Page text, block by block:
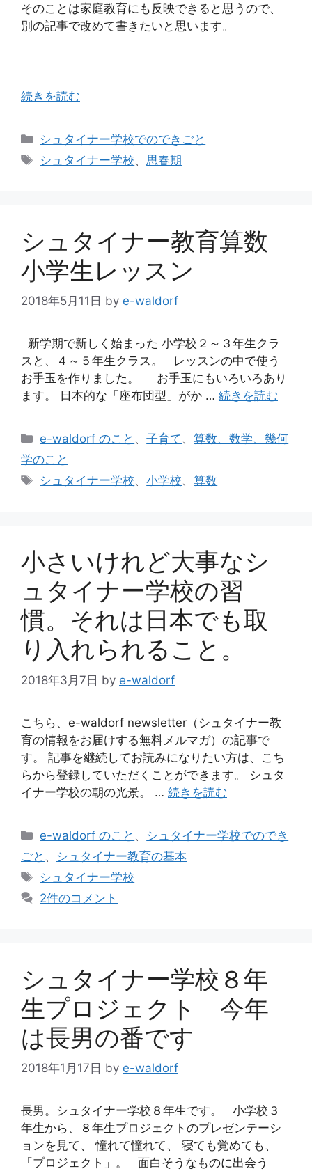
そのことは家庭教育にも反映できると思うので、
別の記事で改めて書きたいと思います。
続きを読む
カ
テ
シュタイナー学校でのできごと
タ
シュタイナー学校、 思春期
シュタイナー教育算数
小学生レッスン
2018年5月11日 by e-waldorf
新学期で新しく始まった 小学校２～３年生クラ
スと、４～５年生クラス。 レッスンの中で使う
お手玉を作りました。 お手玉にもいろいろあり
ます。 日本的な「座布団型」がか … 続きを読む
カ
テ
リ
e-waldorf のこと 、子育て 、算数、数学、幾何
学のこと
タ
シュタイナー学校、小学校、算数
小さいけれど大事なシ
ュタイナー学校の習
慣。それは日本でも取
り入れられること。
2018年3月7日 by e-waldorf
こちら、e-waldorf newsletter（シュタイナー教
育の情報をお届けする無料メルマガ）の記事で
す。 記事を継続してお読みになりたい方は、こち
らから登録していただくことができます。 シュタ
イナー学校の朝の光景。 … 続きを読む
カ
ゴ
リ
ー
e-waldorf のこと 、 シュタイナー学校でのでき
ごと 、 シュタイナー教育の基本
タ
グ
シュタイナー学校
2件のコメント
シュタイナー学校８年
生プロジェクト 今年
は長男の番です
2018年1月17日 by e-waldorf
長男。シュタイナー学校８年生です。 小学校３
年生から、８年生プロジェクトのプレゼンテーシ
ョンを見て、 憧れて憧れて、 寝ても覚めても、
「プロジェクト」。 面白そうなものに出会う